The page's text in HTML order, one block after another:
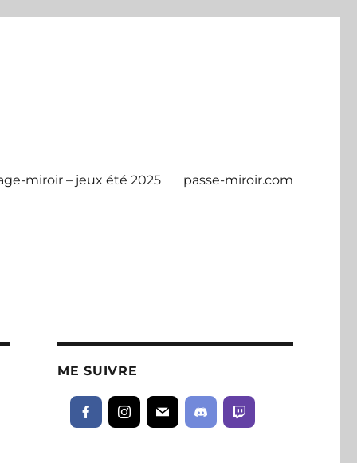
miroir – jeux été 2025 passe-miroir.com
ME SUIVRE